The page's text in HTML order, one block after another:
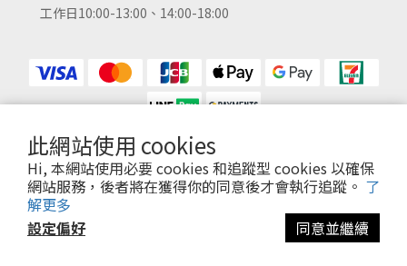
此網站使用 cookies
Hi, 本網站使用必要 cookies 和追蹤型 cookies 以確保
網站服務，後者將在獲得你的同意後才會執行追蹤。 了
解更多
設定偏好
同意並繼續
工作日10:00-13:00、14:00-18:00
2026 © 海迪股份有限公司 Haidel Co., LTD. ALL RIGHTS RESERVED.
原廠授權總代理 統編42850257